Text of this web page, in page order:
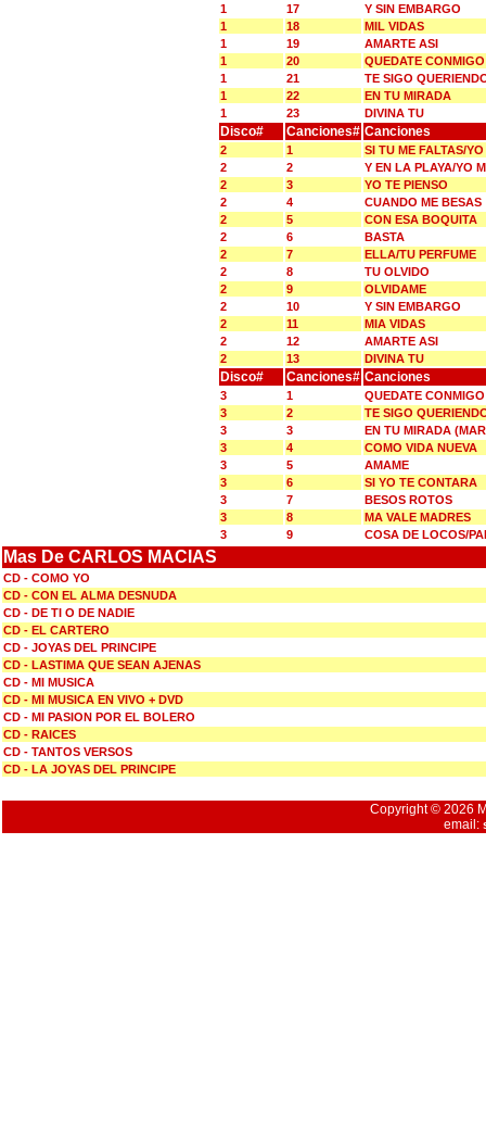
1
17
Y SIN EMBARGO
1
18
MIL VIDAS
1
19
AMARTE ASI
1
20
QUEDATE CONMIGO
1
21
TE SIGO
1
22
EN TU MIRADA
1
23 DIVINA TU
Disco# Canciones# Canciones
2 1
SI TU ME FALTAS/
2
2
Y EN LA PLAYA/YO
2
3
YO TE PIENSO
2
4
CUANDO ME BESAS
2
5
CON ESA BOQUITA
2
6
BASTA
2
7
ELLA/TU PERFUME
2
8
TU OLVIDO
2
9
OLVIDAME
2
10
Y SIN EMBARGO
2
11
MIA VIDAS
2
12
AMARTE ASI
2
13 DIVINA TU
Disco# Canciones# Canciones
3 1
QUEDATE
3
2
TE SIGO
3
3
EN TU MIRADA
3
4
COMO VIDA NUEVA
3
5
AMAME
3
6
SI YO TE CONTARA
3
7
BESOS ROTOS
3
8
MA VALE MADRES
3
9 COSA DE LOCOS/
Mas De CARLOS MACIAS
CD - COMO YO
CD - CON EL ALMA DESNUDA
CD - DE TI O DE NADIE
CD - EL CARTERO
CD - JOYAS DEL PRINCIPE
CD - LASTIMA QUE SEAN AJENAS
CD - MI MUSICA
CD - MI MUSICA EN VIVO + DVD
CD - MI PASION POR EL BOLERO
CD - RAICES
CD - TANTOS VERSOS
CD - LA JOYAS DEL PRINCIPE
Copyright © 2026
email: